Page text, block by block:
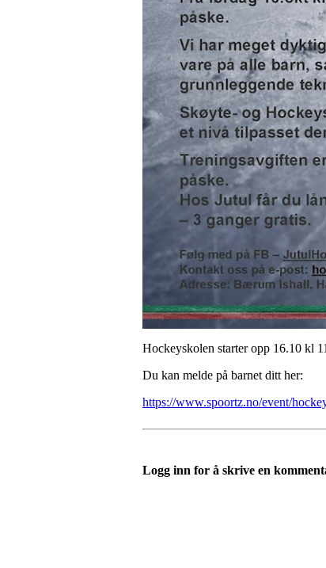
Hockeyskolen starter opp 16.10 kl
Du kan melde på barnet ditt her:
https://www.spoortz.no/event/
Logg inn for å skrive en